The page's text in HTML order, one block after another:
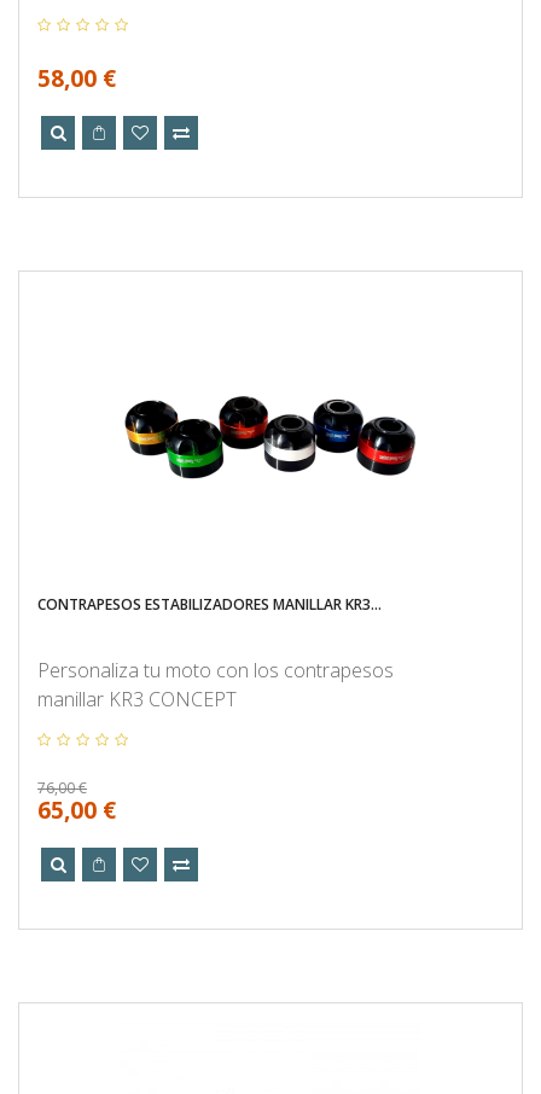
58,00 €
CONTRAPESOS ESTABILIZADORES MANILLAR KR3...
Personaliza tu moto con los contrapesos
manillar KR3 CONCEPT
76,00 €
65,00 €